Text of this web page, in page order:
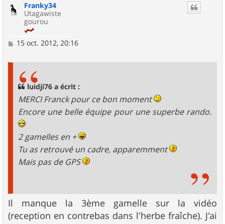
Franky34
Utagawiste
gourou
M15 oct. 2012, 20:16
luidji76 a écrit :
MERCI Franck pour ce bon moment
Encore une belle équipe pour une superbe rando.
2 gamelles en +
Tu as retrouvé un cadre, apparemment
Mais pas de GPS
Il manque la 3ème gamelle sur la vidéo
(reception en contrebas dans l'herbe fraîche). J'ai